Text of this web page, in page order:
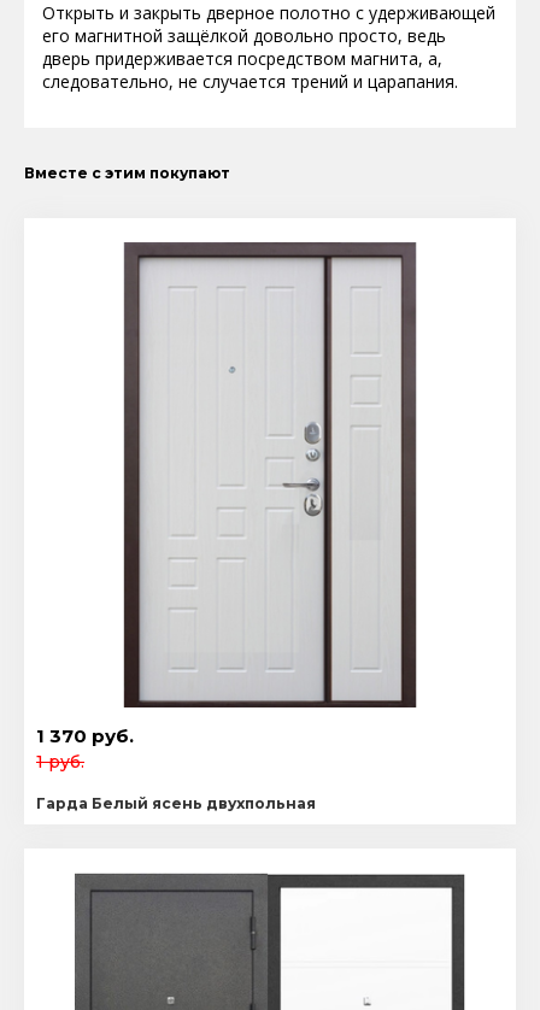
Открыть и закрыть дверное полотно с удерживающей
его магнитной защёлкой довольно просто, ведь
дверь придерживается посредством магнита, а,
следовательно, не случается трений и царапания.
Вместе с этим покупают
1 370 руб.
1 руб.
Гарда Белый ясень двухпольная